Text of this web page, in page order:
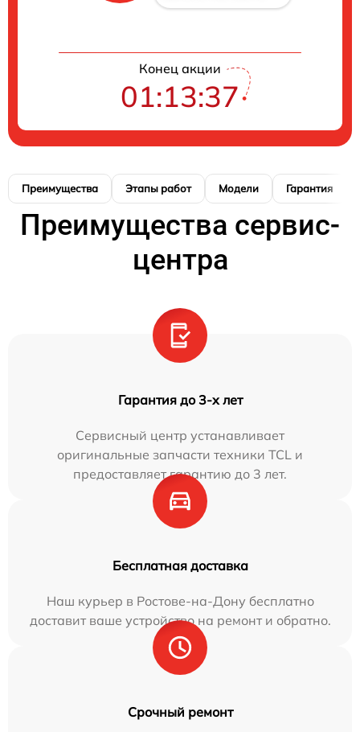
Конец акции
01:13:36
Преимущества Этапы работ Модели Гарантия
Преимущества сервис-
центра
Гарантия до 3-х лет
Сервисный центр устанавливает
оригинальные запчасти техники TCL и
предоставляет гарантию до 3 лет.
Бесплатная доставка
Наш курьер в Ростове-на-Дону бесплатно
доставит ваше устройство на ремонт и обратно.
Срочный ремонт